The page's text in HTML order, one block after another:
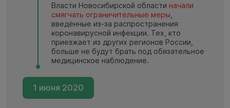
Власти Новосибирской области начали
смягчать ограничительные меры
введённые из-за распространения
коронавирусной инфекции. Тех, кто
приезжает из других регионов России,
больше не будут брать под обязательное
медицинское наблюдение.
1 июня 2020